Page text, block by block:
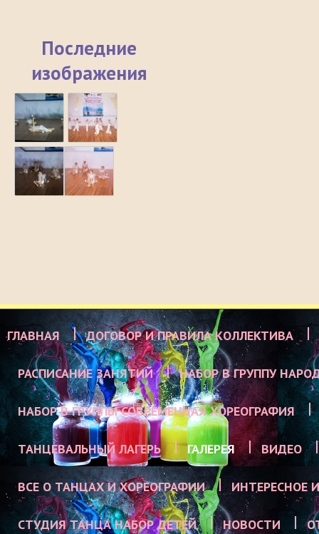
Последние
изображения
ГЛАВНАЯ ДОГОВОР И ПРАВИЛА КОЛЛЕКТИВА
РАСПИСАНИЕ ЗАНЯТИЙ НАБОР В ГРУППУ
НАБОР В ГРУППЫ СОВРЕМЕННАЯ ХОРЕОГРАФИЯ
ТАНЦЕВАЛЬНЫЙ ЛАГЕРЬ ГАЛЕРЕЯ ВИДЕО
ВСЕ О ТАНЦАХ И ХОРЕОГРАФИИ ИНТЕРЕСНОЕ
СТУДИЯ ТАНЦА НАБОР ДЕТЕЙ НОВОСТИ